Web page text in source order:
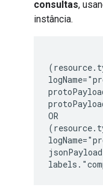
consultas,
instância.
OR